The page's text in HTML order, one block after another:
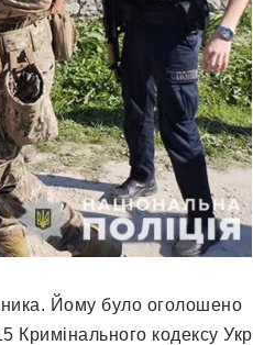
Йому було оголошено
Кримінального кодексу